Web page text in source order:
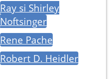
Ray si Shirley
Noftsinger
Rene Pache
Robert D. Heidler